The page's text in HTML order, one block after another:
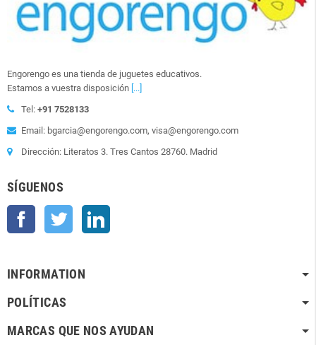
Engorengo es una tienda de juguetes educativos.
Estamos a vuestra disposición [...]
Tel: +91 7528133
Email: bgarcia@engorengo.com, visa@engorengo.com
Dirección: Literatos 3. Tres Cantos 28760. Madrid
SÍGUENOS
Facebook Twitter
INFORMATION
POLÍTICAS
MARCAS QUE NOS AYUDAN